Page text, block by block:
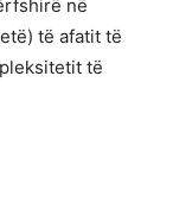
në
të afatit të
të